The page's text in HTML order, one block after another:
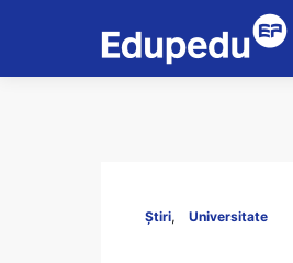
Știri Universitate